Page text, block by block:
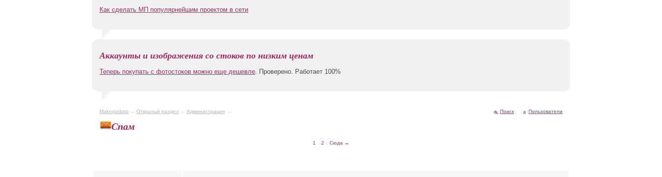
Как сделать МП популярнейшим проектом в сети
Аккаунты и изображения со стоков по низким ценам
Теперь покупать с фотостоков можно еще дешевле. Проверено. Работает 100%
Makepizdato → Открытый раздел → Администрация →
Спам
Поиск Пользователи
1 2 Сюда →